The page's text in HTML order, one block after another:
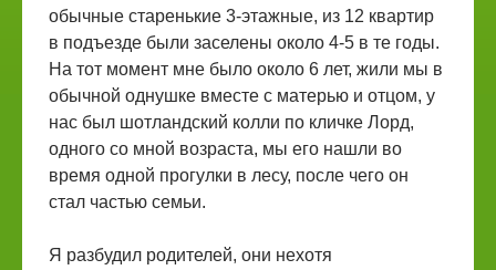
обычные старенькие 3-этажные, из 12 квартир
в подъезде были заселены около 4-5 в те годы.
На тот момент мне было около 6 лет, жили мы в
обычной однушке вместе с матерью и отцом, у
нас был шотландский колли по кличке Лорд,
одного со мной возраста, мы его нашли во
время одной прогулки в лесу, после чего он
стал частью семьи.
Я разбудил родителей, они нехотя